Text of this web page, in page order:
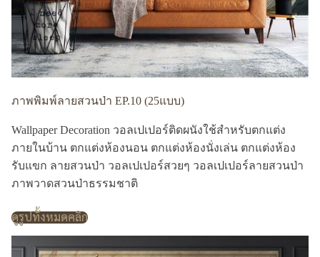
ภาพพิมพ์ลายสวนป่า EP.10 (25แบบ)
Wallpaper Decoration วอลเปเปอร์ติดผนังใช้สำหรับตกแต่ง
ภายในบ้าน ตกแต่งห้องนอน ตกแต่งห้องนั่งเล่น ตกแต่งห้อง
รับแขก ลายสวนป่า วอลเปเปอร์สวยๆ วอลเปเปอร์ลายสวนป่า
ภาพวาดสวนป่าธรรมชาติ
ดูรูปทั้งหมดคลิก